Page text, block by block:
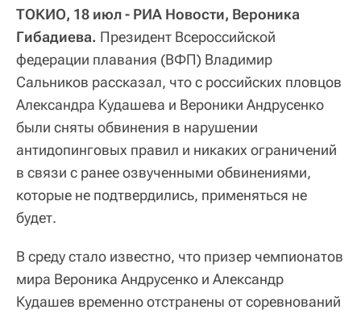
ТОКИО, 18 июл - РИА Новости, Вероника
Гибадиева. Президент Всероссийской
федерации плавания (ВФП) Владимир
Сальников рассказал, что с российских пловцов
Александра Кудашева и Вероники Андрусенко
были сняты обвинения в нарушении
антидопинговых правил и никаких ограничений
в связи с ранее озвученными обвинениями,
которые не подтвердились, применяться не
будет.
В среду стало известно, что призер чемпионатов
мира Вероника Андрусенко и Александр
Кудашев временно отстранены от соревнований